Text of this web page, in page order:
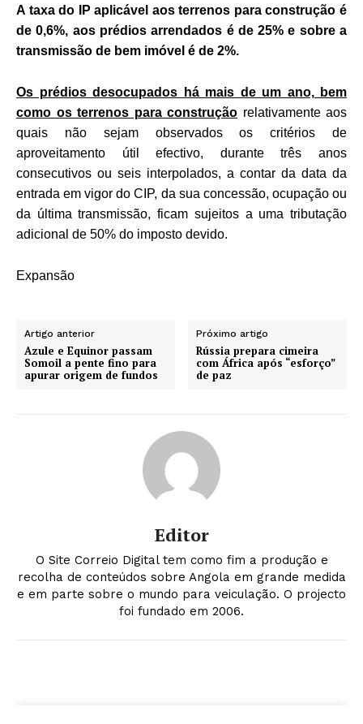
A taxa do IP aplicável aos terrenos para construção é
de 0,6%, aos prédios arrendados é de 25% e sobre a
transmissão de bem imóvel é de 2%.
Os prédios desocupados há mais de um ano, bem
como os terrenos para construção relativamente aos
quais não sejam observados os critérios de
aproveitamento útil efectivo, durante três anos
consecutivos ou seis interpolados, a contar da data da
entrada em vigor do CIP, da sua concessão, ocupação ou
da última transmissão, ficam sujeitos a uma tributação
adicional de 50% do imposto devido.
Expansão
Artigo anterior
Azule e Equinor passam
Somoil a pente fino para
apurar origem de fundos
Próximo artigo
Rússia prepara cimeira
com África após “esforço”
de paz
Editor
O Site Correio Digital tem como fim a produção e
recolha de conteúdos sobre Angola em grande medida
e em parte sobre o mundo para veiculação. O projecto
foi fundado em 2006.